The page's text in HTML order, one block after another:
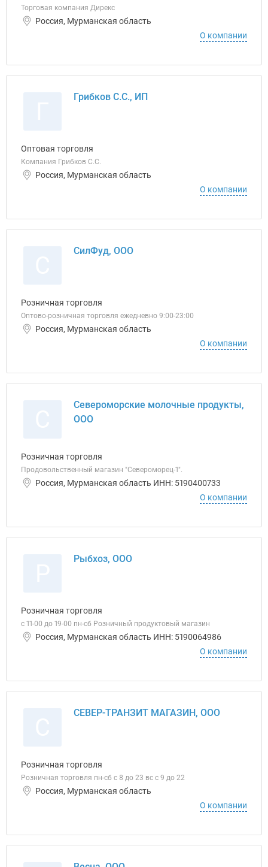
Торговая компания Дирекс
Россия, Мурманская область
О компании
Грибков С.С., ИП
Оптовая торговля
Компания Грибков С.С.
Россия, Мурманская область
О компании
СилФуд, ООО
Розничная торговля
Оптово-розничная торговля ежедневно 9:00-23:00
Россия, Мурманская область
О компании
Североморские молочные продукты,
ООО
Розничная торговля
Продовольственный магазин "Североморец-1".
Россия, Мурманская область ИНН: 5190400733
О компании
Рыбхоз, ООО
Розничная торговля
с 11-00 до 19-00 пн-сб Розничный продуктовый магазин
Россия, Мурманская область ИНН: 5190064986
О компании
СЕВЕР-ТРАНЗИТ МАГАЗИН, ООО
Розничная торговля
Розничная торговля пн-сб с 8 до 23 вс с 9 до 22
Россия, Мурманская область
О компании